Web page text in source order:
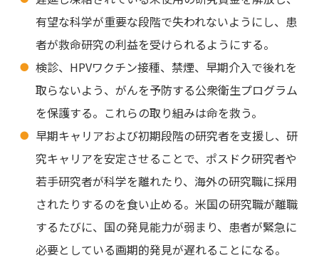
有望な科学が重要な段階で失われないようにし、患
者が救命研究の利益を受けられるようにする。
検診、HPVワクチン接種、禁煙、早期介入で後れを
取らないよう、がんを予防する公衆衛生プログラム
を保護する。これらの取り組みは命を救う。
早期キャリアおよび初期段階の研究者を支援し、研
究キャリアを安定させることで、ポスドク研究者や
若手研究者が科学を離れたり、海外の研究職に採用
されたりするのを食い止める。米国の研究職が離職
するたびに、国の発見能力が弱まり、患者が緊急に
必要としている画期的発見が遅れることになる。